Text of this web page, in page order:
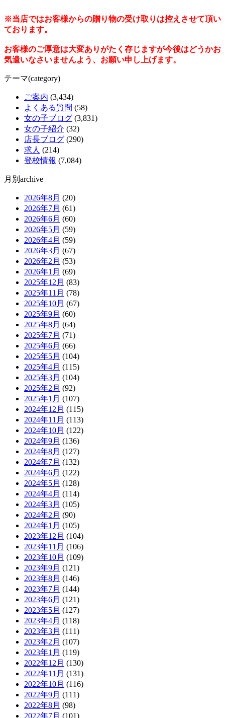
※当店ではお客様からの贈り物の受け取りは控えさせて頂い
ております。
お客様のご厚意は大変ありがたく存じますが今後はどうかお
気遣いなさいませんよう、お願い申し上げます。
テーマ(category)
ご案内 (3,434)
よくある質問 (58)
女の子ブログ (3,831)
女の子紹介 (32)
店長ブログ (290)
求人 (214)
登校情報 (7,084)
月別archive
2026年8月 (20)
2026年7月 (61)
2026年6月 (60)
2026年5月 (59)
2026年4月 (59)
2026年3月 (67)
2026年2月 (53)
2026年1月 (69)
2025年12月 (83)
2025年11月 (78)
2025年10月 (67)
2025年9月 (60)
2025年8月 (64)
2025年7月 (71)
2025年6月 (66)
2025年5月 (104)
2025年4月 (115)
2025年3月 (104)
2025年2月 (92)
2025年1月 (107)
2024年12月 (115)
2024年11月 (113)
2024年10月 (122)
2024年9月 (136)
2024年8月 (127)
2024年7月 (132)
2024年6月 (122)
2024年5月 (128)
2024年4月 (114)
2024年3月 (105)
2024年2月 (90)
2024年1月 (105)
2023年12月 (104)
2023年11月 (106)
2023年10月 (109)
2023年9月 (121)
2023年8月 (146)
2023年7月 (144)
2023年6月 (121)
2023年5月 (127)
2023年4月 (118)
2023年3月 (111)
2023年2月 (107)
2023年1月 (119)
2022年12月 (130)
2022年11月 (131)
2022年10月 (116)
2022年9月 (111)
2022年8月 (98)
2022年7月 (101)